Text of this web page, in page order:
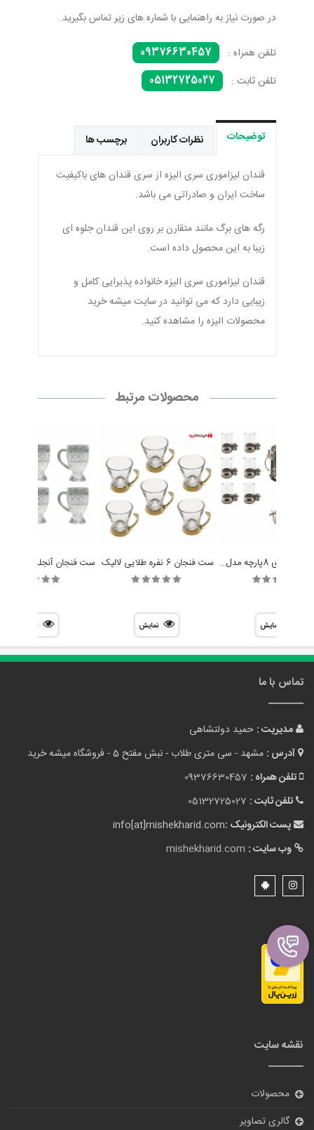
در صورت نیاز به راهنمایی با شماره های زیر تماس بگیرید.
تلفن همراه :
09376630457
تلفن ثابت :
05132725027
توضیحات نظرات کاربران برچسب ها
قندان لیزاموری سری الیزه از سری قندان های باکیفیت
ساخت ایران و صادراتی می باشد.
رگه های برگ مانند متقارن بر روی این قندان جلوه ای
زیبا به این محصول داده است.
قندان لیزاموری سری الیزه خانواده پذیرایی کامل و
زیبایی دارد که می توانید در سایت میشه خرید
محصولات الیزه را مشاهده کنید.
محصولات مرتبط
سرویس چایخوری 8پارچه مدل پروانه برند سالی نو
نمایش
ست فنجان 6 نفره طلایی لالیک
نمایش
تماس با ما
مدیریت : حمید دولتشاهی
آدرس : مشهد - سی متری طلاب - نبش مفتح 5 - فروشگاه میشه خرید
تلفن همراه : 09376630457
تلفن ثابت : 05132725027
پست الکترونیک :info[at]mishekharid.com
وب سایت : mishekharid.com
نقشه سایت
محصولات
گالری تصاویر